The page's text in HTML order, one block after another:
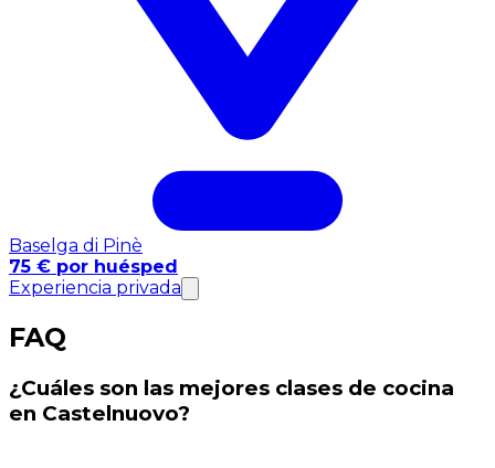
Baselga di Pinè
75 € por huésped
Experiencia privada
FAQ
¿Cuáles son las mejores clases de cocina
en Castelnuovo?